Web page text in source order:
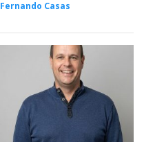
Fernando Casas